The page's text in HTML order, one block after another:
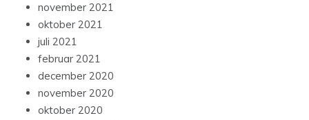
november 2021
oktober 2021
juli 2021
februar 2021
december 2020
november 2020
oktober 2020